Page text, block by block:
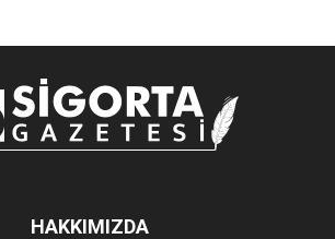
HAKKIMIZDA